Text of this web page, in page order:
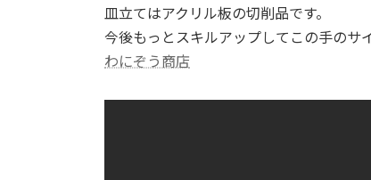
皿立てはアクリル板の切削品です。
今後もっとスキルアップしてこの手のサ
わにぞう商店